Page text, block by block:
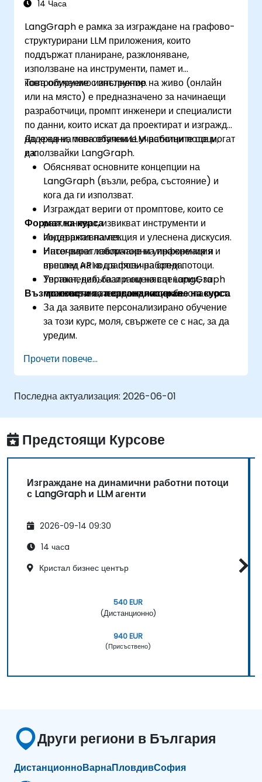
14 Часа
LangGraph е рамка за изграждане на графово-
структурирани LLM приложения, които
поддържат планиране, разклоняване,
използване на инструменти, памет и
контролируемо изпълнение.
Това обучение с инструктор на живо (онлайн
или на място) е предназначено за начинаещи
разработчици, промпт инженери и специалисти
по данни, които искат да проектират и изграждат
надеждни, многоетапни LLM работни потоци,
използвайки LangGraph.
До края на това обучение участниците ще могат
да:
Обясняват основните концепции на
LangGraph (възли, ребра, състояние) и
кога да ги използват.
Изграждат вериги от промптове, които се
разклоняват, извикват инструменти и
поддържат памет.
Интегрират извличане на информация и
външни API в графови работни потоци.
Тестват, дебъгват и оценяват LangGraph
приложения за надеждност и безопасност.
Формат на курса
Интерактивна лекция и улеснена дискусия.
Насочвани лабораторни упражнения и
преглед на код в пясъчна среда.
Упражнения, базирани на сценарии, за
проектиране, тестване и оценка.
Възможности за персонализиране на курса
За да заявите персонализирано обучение
за този курс, моля, свържете се с нас, за да
уредим.
Прочети повече...
Последна актуализация: 2026-06-01
Предстоящи Курсове
Изграждане на динамични работни потоци
с LangGraph и LLM агенти
2026-09-14 09:30
14 часa
Кристал бизнес център
540 EUR
(Дистанционно)
940 EUR
(Присъствено)
Други региони в България
ДистанционноВарнаПловдивСофия